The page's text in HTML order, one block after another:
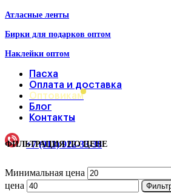
Атласные ленты
Бирки для подарков оптом
Наклейки оптом
Пасха
Оплата и доставка
Оптовикам
Блог
Контакты
+7 (913) 922-33-38
ФИЛЬТРАЦИЯ ПО ЦЕНЕ
Минимальная цена
цена